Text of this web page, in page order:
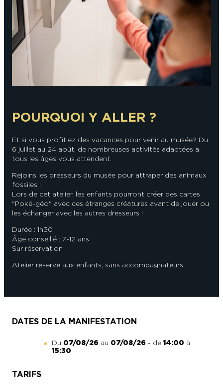
En couple Épicurien En famille
POURQUOI Y ALLER ?
Et si vous profitiez des vacances pour venir au musée ? Du
6 juillet au 24 août, de nombreuses activités adaptées à
tous les âges vous attendent.
Rejoins les dresseurs du musée pour attraper des animaux
fossiles !
Lors de cet atelier, les enfants pourront créer des cartes
"Poké-géo" avec ces étranges créatures avant de jouer ou
les échanger avec les autres dresseurs !
Durée : 1h30
Âge conseillé : 7-12 ans
Sur réservation
Atelier réservé aux enfants, sans accompagnateurs.
DATES DE LA MANIFESTATION
Du 07/08/26 au 07/08/26 - de 14:00 à
15:30
TARIFS